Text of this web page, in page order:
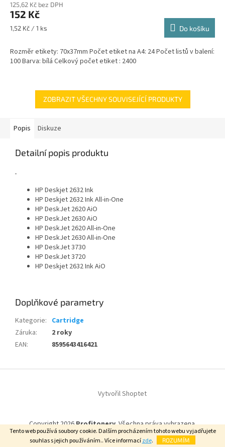
Tento web používá soubory cookie. Dalším procházením tohoto webu vyjadřujete
souhlas s jejich používáním.. Více informacízde. ROZUMÍM
125,62 Kč bez DPH
152 Kč
Měrná
1,52 Kč / 1 ks Do košíku
Rozměr etikety: 70x37mm Počet etiket na A4: 24 Počet listů v balení:
100 Barva: bílá Celkový počet etiket : 2400
ZOBRAZIT VŠECHNY SOUVISEJÍCÍ PRODUKTY
Popis Diskuze
Detailní popis produktu
HP Deskjet 2632 Ink
HP Deskjet 2632 Ink All-in-One
HP DeskJet 2620 AiO
HP DeskJet 2630 AiO
HP DeskJet 2620 All-in-One
HP DeskJet 2630 All-in-One
HP DeskJet 3730
HP DeskJet 3720
HP Deskjet 2632 Ink AiO
Doplňkové parametry
Kategorie: Cartridge
Záruka:
2 roky
EAN: 8595643416421
Vytvořil Shoptet
Copyright 2026Profitonery. Všechna práva vyhrazena.